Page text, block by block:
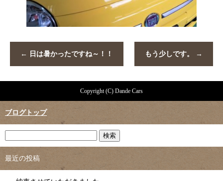
← 日は暑かったですね～！！ もう少しです。 →
Copyright (C) Dande Cars
ブログトップ
最近の投稿